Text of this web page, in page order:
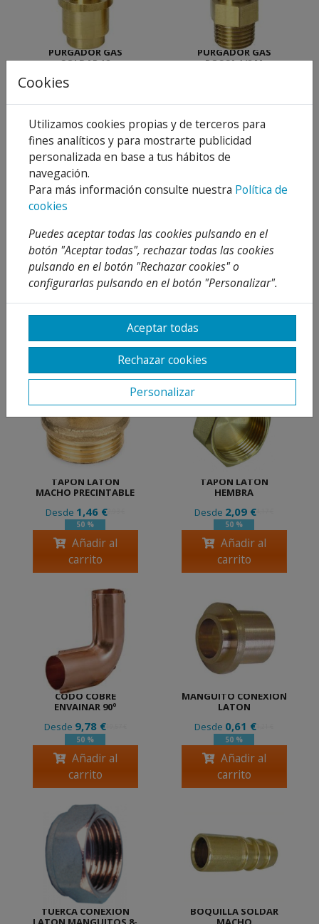
PURGADOR GAS
SOLDAR 12
0,91 €
Añadir al
carrito
PURGADOR GAS
ROSCA 1/8 M
Añadir al
carrito
CASQUILLO SOLDAR 10
MM ROSCA HEMBRA
carrito
TAPÓN LATÓN
HEMBRA CON
PRECINTO
carrito
TAPÓN LATÓN
MACHO PRECINTABLE
Desde 1,46 €
50 %
Añadir al
carrito
TAPÓN LATÓN
HEMBRA
Desde 2,09 €
50 %
Añadir al
carrito
CODO COBRE
ENVAINAR 90º
Desde 9,78 €19,57 €
50 %
Añadir al
carrito
MANGUITO CONEXION
LATON
Desde 0,61 €
50 %
Añadir al
carrito
TUERCA CONEXIÓN
BOQUILLA SOLDAR
Cookies
Utilizamos cookies propias y de terceros para
fines analíticos y para mostrarte publicidad
personalizada en base a tus hábitos de
navegación.
Para más información consulte nuestra Política de
cookies
Puedes aceptar todas las cookies pulsando en el
botón "Aceptar todas", rechazar todas las cookies
pulsando en el botón "Rechazar cookies" o
configurarlas pulsando en el botón "Personalizar".
Aceptar todas
Rechazar cookies
Personalizar